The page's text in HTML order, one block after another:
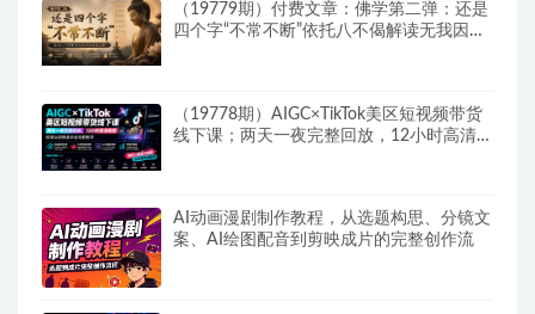
（19779期）付费文章：佛学第二弹：还是
四个字“不常不断”依托八不偈解读无我因果
（19778期）AIGC×TikTok美区短视频带货
线下课；两天一夜完整回放，12小时高清视
AI动画漫剧制作教程，从选题构思、分镜文
案、AI绘图配音到剪映成片的完整创作流